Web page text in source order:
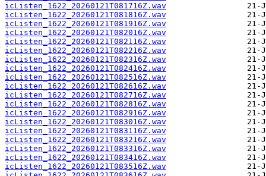
icListen_1622_20260121T081716Z.wav
icListen_1622_20260121T081816Z.wav
icListen_1622_20260121T081916Z.wav
icListen_1622_20260121T082016Z.wav
icListen_1622_20260121T082116Z.wav
icListen_1622_20260121T082216Z.wav
icListen_1622_20260121T082316Z.wav
icListen_1622_20260121T082416Z.wav
icListen_1622_20260121T082516Z.wav
icListen_1622_20260121T082616Z.wav
icListen_1622_20260121T082716Z.wav
icListen_1622_20260121T082816Z.wav
icListen_1622_20260121T082916Z.wav
icListen_1622_20260121T083016Z.wav
icListen_1622_20260121T083116Z.wav
icListen_1622_20260121T083216Z.wav
icListen_1622_20260121T083316Z.wav
icListen_1622_20260121T083416Z.wav
icListen_1622_20260121T083516Z.wav